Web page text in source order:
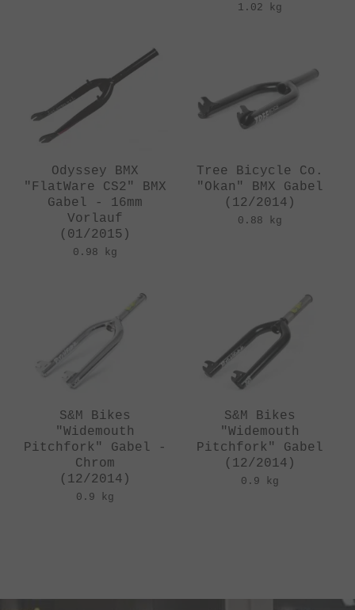
1.02 kg
Odyssey BMX
"FlatWare CS2" BMX
Gabel - 16mm
Vorlauf
(01/2015)
0.98 kg
Tree Bicycle Co.
"Okan" BMX Gabel
(12/2014)
0.88 kg
S&M Bikes
"Widemouth
Pitchfork" Gabel -
Chrom
(12/2014)
0.9 kg
S&M Bikes
"Widemouth
Pitchfork" Gabel
(12/2014)
0.9 kg